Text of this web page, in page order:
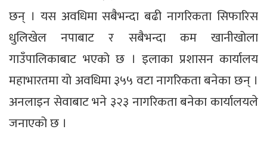
छन् । यस अवधिमा सबैभन्दा बढी नागरिकता सिफारिस
धुलिखेल नपाबाट र सबैभन्दा कम खानीखोला
गाउँपालिकाबाट भएको छ । इलाका प्रशासन कार्यालय
महाभारतमा यो अवधिमा ३५५ वटा नागरिकता बनेका छन् ।
अनलाइन सेवाबाट भने ३२३ नागरिकता बनेका कार्यालयले
जनाएको छ ।